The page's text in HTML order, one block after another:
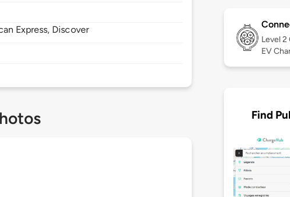
Express, Discover
Level 2
EV
Find